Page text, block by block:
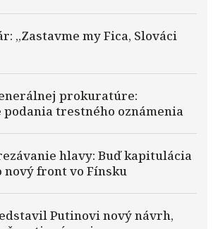
„Zastavme my Fica, Slováci
prokuratúre:
podania trestného oznámenia
hlavy: Buď kapitulácia
nový front vo Fínsku
Putinovi nový návrh,